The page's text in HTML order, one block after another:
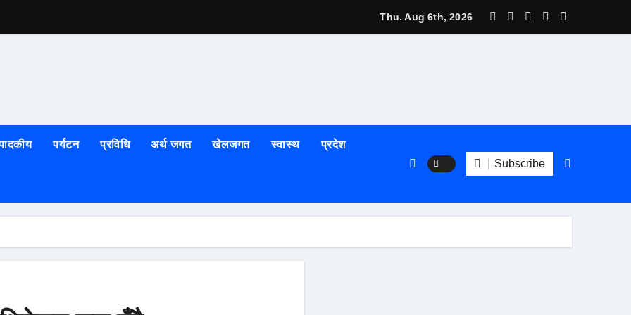
ः उच्च अदालतका न्यायाधीश राना
भवन
र नेकपाको संयुक्त सरकार गठन हुर्दै
Thu. Aug 6th, 2026
पर्यटन प्रविधि अर्थ जगत खेलजगत स्वास्थ प्रदेश
Subscribe